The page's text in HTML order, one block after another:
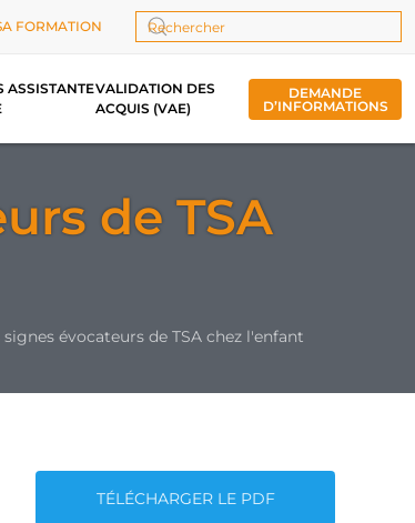
FORMATION
ASSISTANTEVALIDATION DES
ACQUIS (VAE)
DEMANDE
D’INFORMATIONS
de TSA
évocateurs de TSA chez l'enfant
TÉLÉCHARGER LE PDF